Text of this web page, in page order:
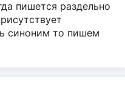
пишется раздельно
синоним то пишем